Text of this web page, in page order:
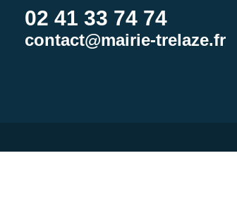
02 41 33 74 74
contact@mairie-trelaze.fr